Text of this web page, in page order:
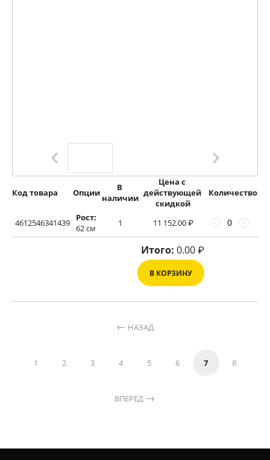
Код товара Опции
В
наличии
Цена с
действующей
скидкой
Количество
4612546341439
Рост:
62 см
1 11 152.00₽ +
−
Итого: 0.00₽
В КОРЗИНУ
НАЗАД
1 2 3 4 5 6 7 8
ВПЕРЕД